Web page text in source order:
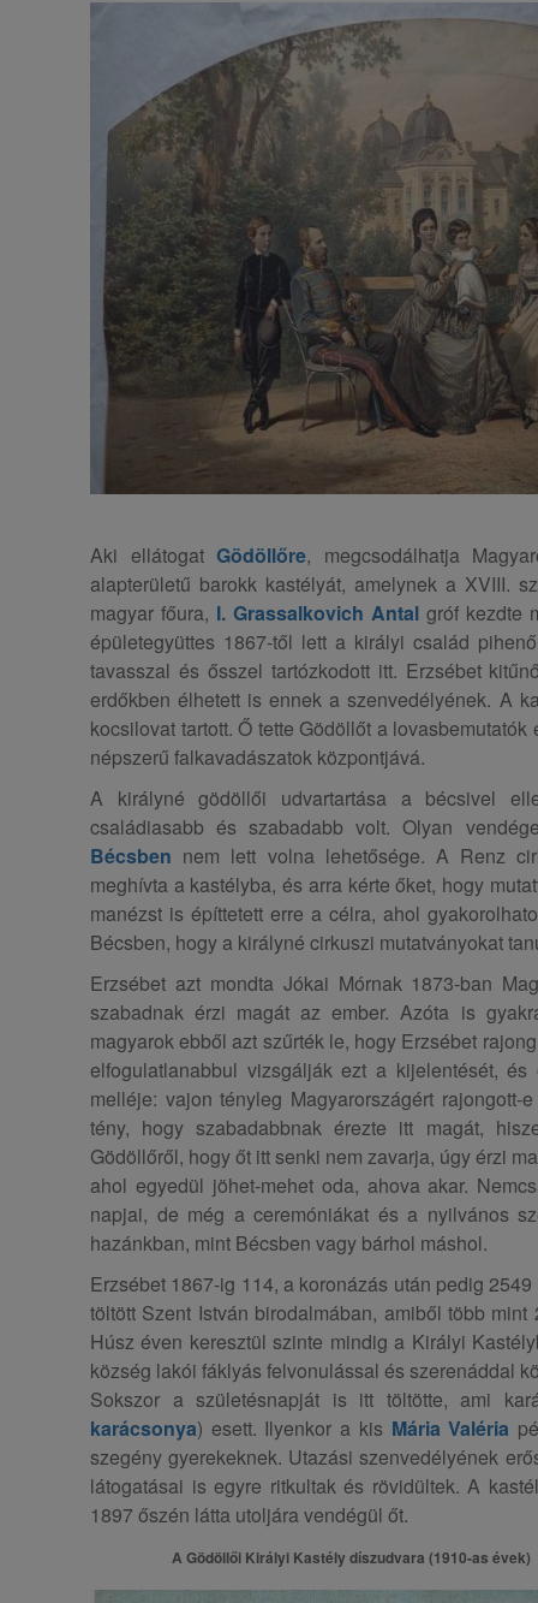
Aki ellátogat Gödöllőre, megcsodálhatja
alapterületű barokk kastélyát, amelynek a XVIII.
magyar főura, I. Grassalkovich Antal gróf kezdte
épületegyüttes 1867-től lett a királyi család
tavasszal és ősszel tartózkodott itt. Erzsébet
erdőkben élhetett is ennek a szenvedélyének. A
kocsilovat tartott. Ő tette Gödöllőt a
népszerű falkavadászatok központjává.
A királyné gödöllői udvartartása a bécsivel
családiasabb és szabadabb volt. Olyan
Bécsben nem lett volna lehetősége. A Renz
meghívta a kastélyba, és arra kérte őket, hogy
manézst is építtetett erre a célra, ahol
Bécsben, hogy a királyné cirkuszi mutatványokat
Erzsébet azt mondta Jókai Mórnak 1873-ban
szabadnak érzi magát az ember. Azóta is
magyarok ebből azt szűrték le, hogy Erzsébet
elfogulatlanabbul vizsgálják ezt a kijelentését,
melléje: vajon tényleg Magyarországért rajongott-
tény, hogy szabadabbnak érezte itt magát,
Gödöllőről, hogy őt itt senki nem zavarja, úgy érzi
ahol egyedül jöhet-mehet oda, ahova akar.
napjai, de még a ceremóniákat és a nyilvános
hazánkban, mint Bécsben vagy bárhol máshol.
Erzsébet 1867-ig 114, a koronázás után pedig
töltött Szent István birodalmában, amiből több
Húsz éven keresztül szinte mindig a Királyi
község lakói fáklyás felvonulással és szerenáddal
Sokszor a születésnapját is itt töltötte, ami
karácsonya) esett. Ilyenkor a kis Mária Valéria
szegény gyerekeknek. Utazási szenvedélyének
látogatásai is egyre ritkultak és rövidültek. A
1897 őszén látta utoljára vendégül őt.
A Gödöllői Királyi Kastély díszudvara (1910-as